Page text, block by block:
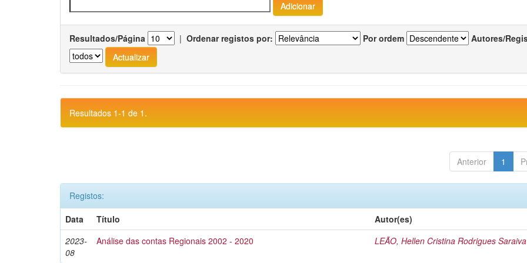
Resultados/Página | Ordenar registos por: Por ordem Autores/
Resultados 1-1 de 1.
Anterior 1
Registos:
Data
Título
Autor(es)
2023-
08
Análise das contas Regionais 2002 - 2020 LEÃO, Hellen Cristina Rodrigues Saraiva